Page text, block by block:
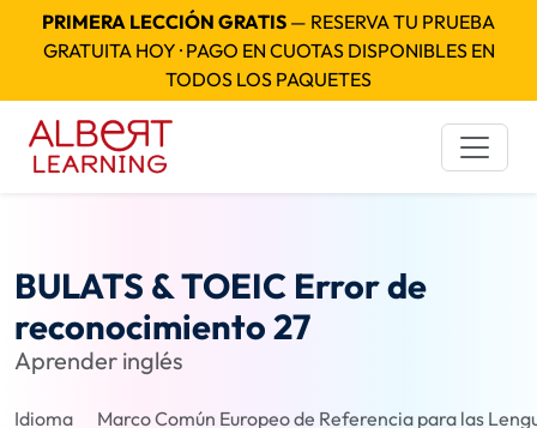
PRIMERA LECCIÓN GRATIS — RESERVA TU PRUEBA
GRATUITA HOY · PAGO EN CUOTAS DISPONIBLES EN
TODOS LOS PAQUETES
BULATS & TOEIC Error de
reconocimiento 27
Aprender inglés
Idioma Marco Común Europeo de Referencia para las